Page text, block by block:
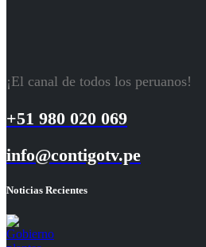
¡El canal de todos los peruanos!
+51 980 020 069
info@contigotv.pe
Noticias Recientes